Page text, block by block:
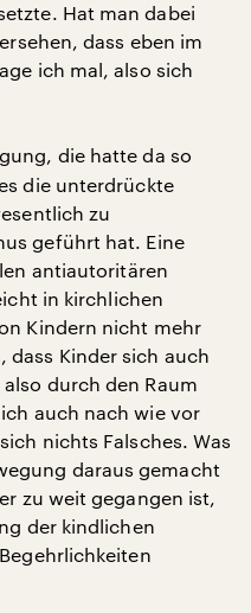
Hat man dabei
dass eben im
ich mal, also sich
die hatte da so
die unterdrückte
zu
geführt hat. Eine
antiautoritären
in kirchlichen
Kindern nicht mehr
Kinder sich auch
durch den Raum
auch nach wie vor
nichts Falsches. Was
daraus gemacht
zu weit gegangen ist,
der kindlichen